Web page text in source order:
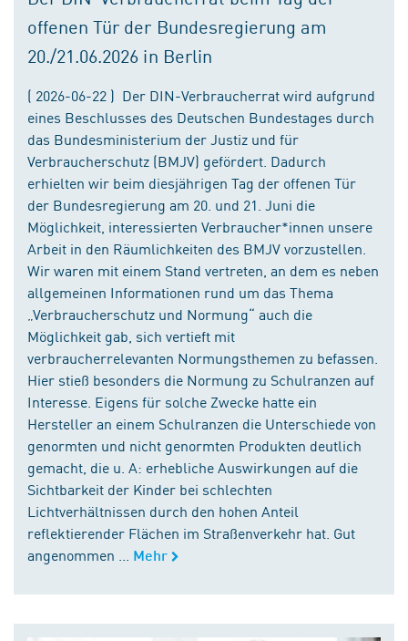
offenen Tür der Bundesregierung am
20./21.06.2026 in Berlin
( 2026-06-22 ) Der DIN-Verbraucherrat wird aufgrund
eines Beschlusses des Deutschen Bundestages durch
das Bundesministerium der Justiz und für
Verbraucherschutz (BMJV) gefördert. Dadurch
erhielten wir beim diesjährigen Tag der offenen Tür
der Bundesregierung am 20. und 21. Juni die
Möglichkeit, interessierten Verbraucher*innen unsere
Arbeit in den Räumlichkeiten des BMJV vorzustellen.
Wir waren mit einem Stand vertreten, an dem es neben
allgemeinen Informationen rund um das Thema
„Verbraucherschutz und Normung“ auch die
Möglichkeit gab, sich vertieft mit
verbraucherrelevanten Normungsthemen zu befassen.
Hier stieß besonders die Normung zu Schulranzen auf
Interesse. Eigens für solche Zwecke hatte ein
Hersteller an einem Schulranzen die Unterschiede von
genormten und nicht genormten Produkten deutlich
gemacht, die u. A: erhebliche Auswirkungen auf die
Sichtbarkeit der Kinder bei schlechten
Lichtverhältnissen durch den hohen Anteil
reflektierender Flächen im Straßenverkehr hat. Gut
angenommen ...
Mehr